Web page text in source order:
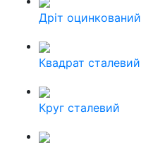
Дріт оцинкований
Квадрат сталевий
Круг сталевий